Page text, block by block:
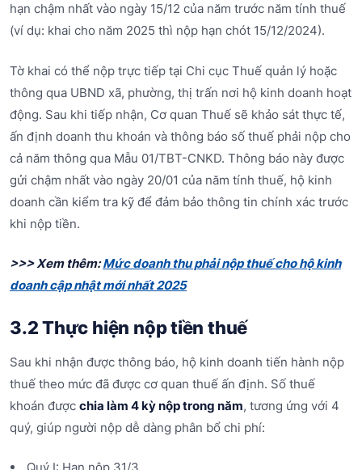
hạn chậm nhất vào ngày 15/12 của năm trước năm tính thuế
(ví dụ: khai cho năm 2025 thì nộp hạn chót 15/12/2024).
Tờ khai có thể nộp trực tiếp tại Chi cục Thuế quản lý hoặc
thông qua UBND xã, phường, thị trấn nơi hộ kinh doanh hoạt
động. Sau khi tiếp nhận, Cơ quan Thuế sẽ khảo sát thực tế,
ấn định doanh thu khoán và thông báo số thuế phải nộp cho
cả năm thông qua Mẫu 01/TBT-CNKD. Thông báo này được
gửi chậm nhất vào ngày 20/01 của năm tính thuế, hộ kinh
doanh cần kiểm tra kỹ để đảm bảo thông tin chính xác trước
khi nộp tiền.
>>> Xem thêm:Mức doanh thu phải nộp thuế cho hộ kinh
doanh cập nhật mới nhất 2025
3.2 Thực hiện nộp tiền thuế
Sau khi nhận được thông báo, hộ kinh doanh tiến hành nộp
thuế theo mức đã được cơ quan thuế ấn định. Số thuế
khoán được chia làm 4 kỳ nộp trong năm, tương ứng với 4
quý, giúp người nộp dễ dàng phân bổ chi phí: